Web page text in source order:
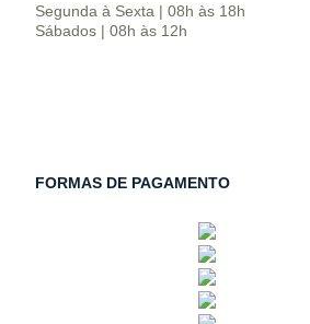
Segunda à Sexta | 08h às 18h
Sábados | 08h às 12h
FORMAS DE PAGAMENTO